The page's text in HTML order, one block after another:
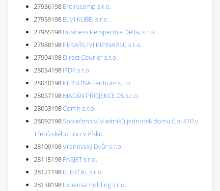
27936198 Entirecomp s.r.o.
27959198 ELVI KUBE, s.r.o.
27965198 Business Perspective Delta, s.r.o.
27988198 PEKAŘSTVÍ PERNAREC s.r.o.
27994198 Direct Courier s.r.o.
28034198 IFDF s.r.o.
28040198 PERSONA centrum s.r.o.
28057198 MACÁN PROJEKCE DS s.r.o.
28063198Corfin s.r.o.
28092198Společenství vlastníků jednotek domu č.p. 410 v
Třebízského ulici v Písku
28109198Vranovský Dvůr s.r.o.
28115198 FASJET s.r.o.
28121198 ELEKTAL s.r.o.
28138198 Expensa Holding s.r.o.